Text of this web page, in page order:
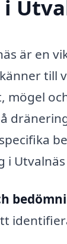
är en
till
mögel